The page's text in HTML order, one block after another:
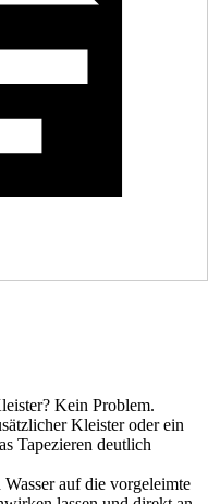
Kein Problem.
Kleister oder ein
Tapezieren deutlich
auf die vorgeleimte